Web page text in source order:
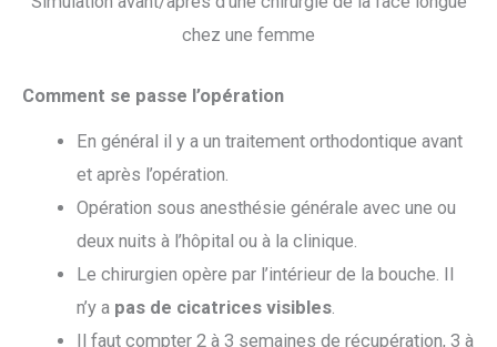
chez une femme
Comment se passe l’opération
En général il y a un traitement orthodontique avant
et après l’opération.
Opération sous anesthésie générale avec une ou
deux nuits à l’hôpital ou à la clinique.
Le chirurgien opère par l’intérieur de la bouche. Il
n’y a pas de cicatrices visibles.
Il faut compter 2 à 3 semaines de récupération, 3 à